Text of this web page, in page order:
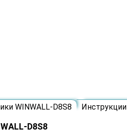
WINWALL-D8S8 Инструкции
D8S8